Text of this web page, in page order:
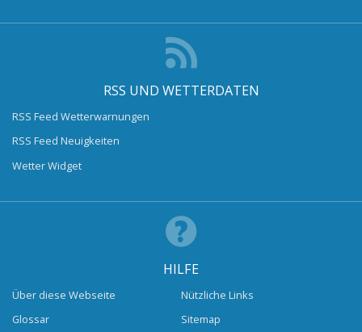
RSS UND WETTERDATEN
RSS Feed Wetterwarnungen
RSS Feed Neuigkeiten
Wetter Widget
HILFE
Über diese Webseite
Glossar
Nützliche Links
Sitemap